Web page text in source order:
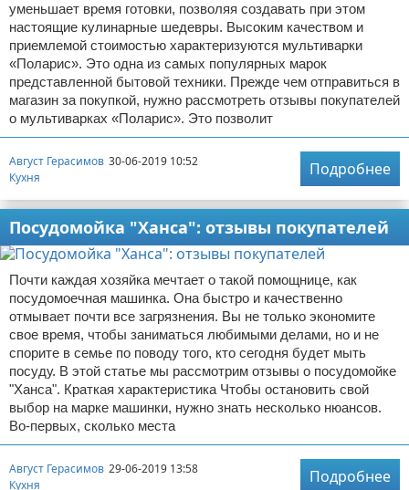
уменьшает время готовки, позволяя создавать при этом
настоящие кулинарные шедевры. Высоким качеством и
приемлемой стоимостью характеризуются мультиварки
«Поларис». Это одна из самых популярных марок
представленной бытовой техники. Прежде чем отправиться в
магазин за покупкой, нужно рассмотреть отзывы покупателей
о мультиварках «Поларис». Это позволит
Август Герасимов 30-06-2019 10:52
Кухня
Подробнее
Посудомойка "Ханса": отзывы покупателей
Почти каждая хозяйка мечтает о такой помощнице, как
посудомоечная машинка. Она быстро и качественно
отмывает почти все загрязнения. Вы не только экономите
свое время, чтобы заниматься любимыми делами, но и не
спорите в семье по поводу того, кто сегодня будет мыть
посуду. В этой статье мы рассмотрим отзывы о посудомойке
"Ханса". Краткая характеристика Чтобы остановить свой
выбор на марке машинки, нужно знать несколько нюансов.
Во-первых, сколько места
Август Герасимов 29-06-2019 13:58
Кухня
Подробнее